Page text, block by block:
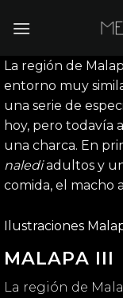
Ilustraciones
MALAPA III
La región de
La región de
entorno muy
una serie de
hoy, pero todavía
una charca. En
nalediadultos y
comida, el macho